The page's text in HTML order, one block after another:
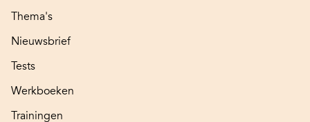
Thema's
Nieuwsbrief
Tests
Werkboeken
Trainingen